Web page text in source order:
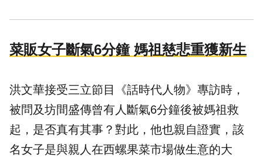
菜販女子斷氣6分鐘 媽祖慈悲重獲新生
洪文華接受三立節目《話時代人物》專訪時，
被問及坊間盛傳曾有人斷氣6分鐘後被媽祖救
起，是否真有其事？對此，他也親自證實，該
名女子是與親人在西螺果菜市場做生意的大